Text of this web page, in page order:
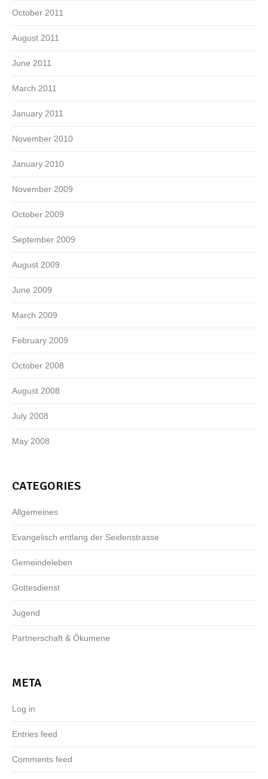
October 2011
August 2011
June 2011
March 2011
January 2011
November 2010
January 2010
November 2009
October 2009
September 2009
August 2009
June 2009
March 2009
February 2009
October 2008
August 2008
July 2008
May 2008
CATEGORIES
Allgemeines
Evangelisch entlang der Seidenstrasse
Gemeindeleben
Gottesdienst
Jugend
Partnerschaft & Ökumene
META
Log in
Entries feed
Comments feed